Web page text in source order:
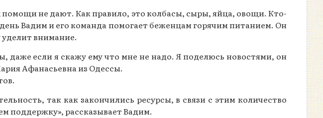
не дают. Как правило, это колбасы, сыры, яйца, овощи. Кто-
Вадим и его команда помогает беженцам горячим питанием. Он
внимание.
даже если я скажу ему что мне не надо. Я поделюсь новостями, он
Афанасьевна из Одессы.
так как закончились ресурсы, в связи с этим количество
поддержку», рассказывает Вадим.